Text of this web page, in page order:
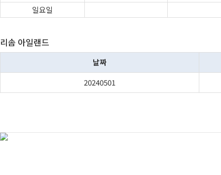
일요일
리솜 아일랜드
날짜
20240501